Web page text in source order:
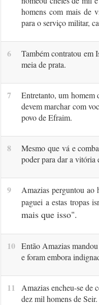
homens com mais de
para o serviço militar,
6
Também contratou em
meia de prata.
7
Entretanto, um homem
devem marchar com
povo de Efraim.
8
Mesmo que vá e
poder para dar a vitória
9
Amazias perguntou ao
paguei a estas tropas
mais que isso".
10 Então Amazias
e foram embora
11
Amazias encheu-se de
dez mil ho­mens de Seir.